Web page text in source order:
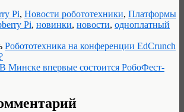
Pi, Новости робототехники, Платформы
Pi, новинки, новости, одноплатный
Робототехника на конференции EdCrunch
В Минске впервые состоится РобоФест-